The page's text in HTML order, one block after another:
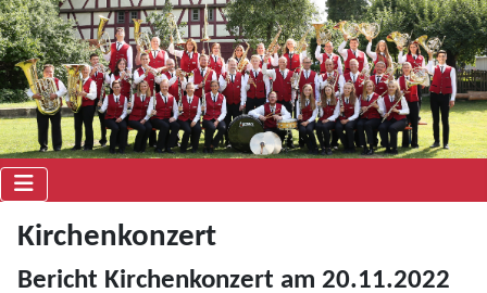
Kirchenkonzert
Bericht Kirchenkonzert am 20.11.2022